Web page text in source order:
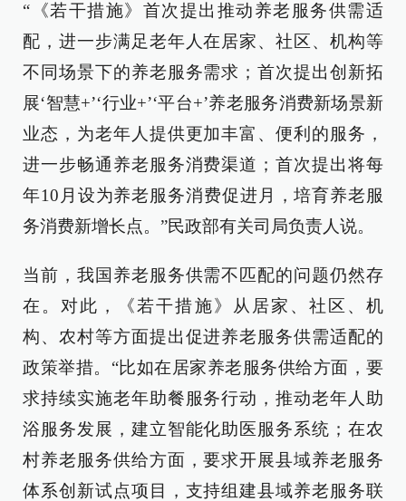
“《若干措施》首次提出推动养老服务供需适
配，进一步满足老年人在居家、社区、机构等
不同场景下的养老服务需求；首次提出创新拓
展‘智慧+’‘行业+’‘平台+’养老服务消费新场景新
业态，为老年人提供更加丰富、便利的服务，
进一步畅通养老服务消费渠道；首次提出将每
年10月设为养老服务消费促进月，培育养老服
务消费新增长点。”民政部有关司局负责人说。
当前，我国养老服务供需不匹配的问题仍然存
在。对此，《若干措施》从居家、社区、机
构、农村等方面提出促进养老服务供需适配的
政策举措。“比如在居家养老服务供给方面，要
求持续实施老年助餐服务行动，推动老年人助
浴服务发展，建立智能化助医服务系统；在农
村养老服务供给方面，要求开展县域养老服务
体系创新试点项目，支持组建县域养老服务联